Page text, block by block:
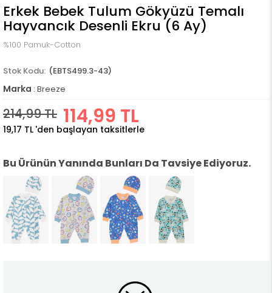
Erkek Bebek Tulum Gökyüzü Temalı
Hayvancık Desenli Ekru (6 Ay)
%100 Pamuk-Cotton
(EBTS499.3-43)
Marka : Breeze
214,99 TL 114,99 TL
19,17 TL 'den başlayan taksitlerle
Bu Ürünün Yanında Bunları Da Tavsiye Ediyoruz.